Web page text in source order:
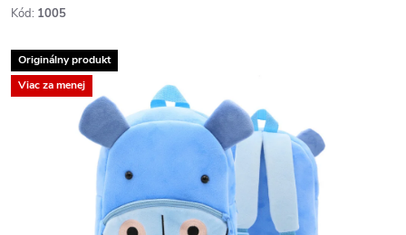
Kód: 1005
Originálny produkt
Viac za menej